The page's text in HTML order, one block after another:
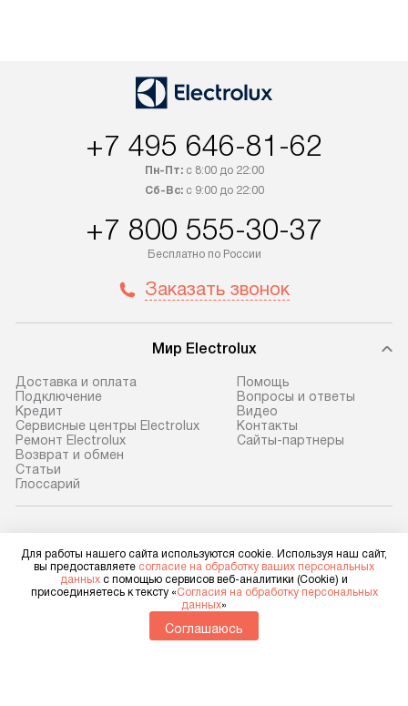
+7 495 646-81-62
Пн-Пт:с 8:00 до 22:00
Сб-Вс:с 9:00 до 22:00
+7 800 555-30-37
Бесплатно по России
Заказать звонок
Мир Electrolux
Доставка и оплата
Подключение
Кредит
Сервисные центры Electrolux
Ремонт Electrolux
Возврат и обмен
Cтатьи
Глоссарий
Помощь
Вопросы и ответы
Видео
Контакты
Сайты-партнеры
Для физических лиц
shop@electrolux-home.ru
Для работы нашего сайта используются cookie. Используя наш сайт,
вы предоставляете согласие на обработку ваших персональных
данных с помощью сервисов веб-аналитики (Cookie) и
присоединяетесь к тексту «Согласия на обработку персональных
данных»
Соглашаюсь